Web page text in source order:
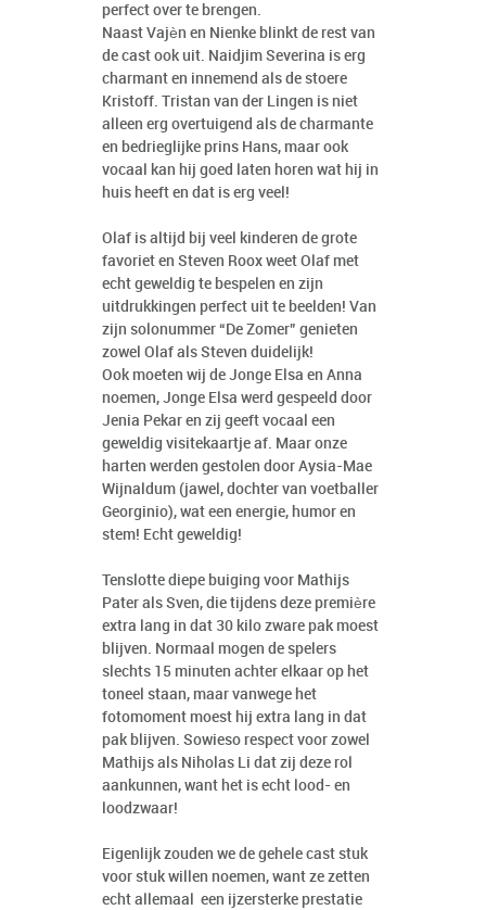
perfect over te brengen.
Naast Vajèn en Nienke blinkt de rest van
de cast ook uit. Naidjim Severina is erg
charmant en innemend als de stoere
Kristoff. Tristan van der Lingen is niet
alleen erg overtuigend als de charmante
en bedrieglijke prins Hans, maar ook
vocaal kan hij goed laten horen wat hij in
huis heeft en dat is erg veel!
Olaf is altijd bij veel kinderen de grote
favoriet en Steven Roox weet Olaf met
echt geweldig te bespelen en zijn
uitdrukkingen perfect uit te beelden! Van
zijn solonummer “De Zomer” genieten
zowel Olaf als Steven duidelijk!
Ook moeten wij de Jonge Elsa en Anna
noemen, Jonge Elsa werd gespeeld door
Jenia Pekar en zij geeft vocaal een
geweldig visitekaartje af. Maar onze
harten werden gestolen door Aysia-Mae
Wijnaldum (jawel, dochter van voetballer
Georginio), wat een energie, humor en
stem! Echt geweldig!
Tenslotte diepe buiging voor Mathijs
Pater als Sven, die tijdens deze première
extra lang in dat 30 kilo zware pak moest
blijven. Normaal mogen de spelers
slechts 15 minuten achter elkaar op het
toneel staan, maar vanwege het
fotomoment moest hij extra lang in dat
pak blijven. Sowieso respect voor zowel
Mathijs als Niholas Li dat zij deze rol
aankunnen, want het is echt lood- en
loodzwaar!
Eigenlijk zouden we de gehele cast stuk
voor stuk willen noemen, want ze zetten
echt allemaal een ijzersterke prestatie